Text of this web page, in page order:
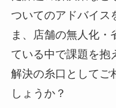
ついてのアドバイス
ま、店舗の無人化
ている中で課題を抱
解決の糸口としてご
しょうか？